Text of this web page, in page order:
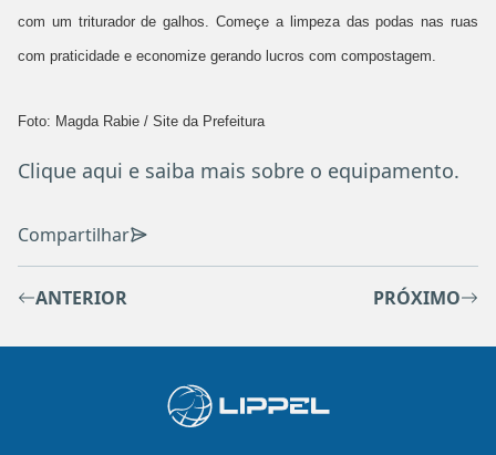
com um triturador de galhos. Começe a limpeza das podas nas ruas
com praticidade e economize gerando lucros com compostagem.
Foto: Magda Rabie / Site da Prefeitura
Clique aqui e saiba mais sobre o equipamento.
Compartilhar
ANTERIOR PRÓXIMO